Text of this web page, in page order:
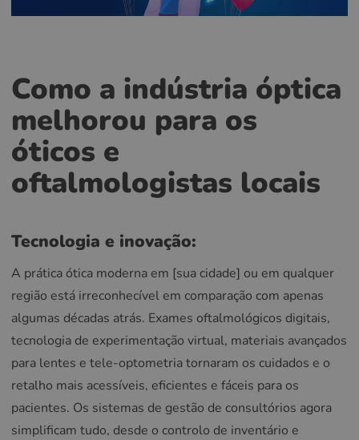
Como a indústria óptica
melhorou para os
óticos e
oftalmologistas locais
Tecnologia e inovação:
A prática ótica moderna em [sua cidade] ou em qualquer
região está irreconhecível em comparação com apenas
algumas décadas atrás. Exames oftalmológicos digitais,
tecnologia de experimentação virtual, materiais avançados
para lentes e tele-optometria tornaram os cuidados e o
retalho mais acessíveis, eficientes e fáceis para os
pacientes. Os sistemas de gestão de consultórios agora
simplificam tudo, desde o controlo de inventário e